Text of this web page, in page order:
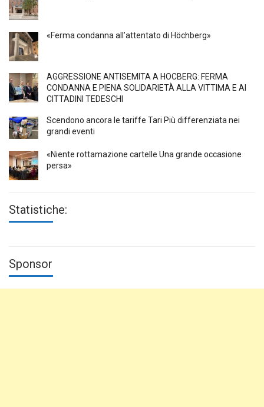
«Ferma condanna all’attentato di Höchberg»
AGGRESSIONE ANTISEMITA A HÖCBERG: FERMA
CONDANNA E PIENA SOLIDARIETÀ ALLA VITTIMA E AI
CITTADINI TEDESCHI
Scendono ancora le tariffe Tari Più differenziata nei
grandi eventi
«Niente rottamazione cartelle Una grande occasione
persa»
Statistiche:
Sponsor